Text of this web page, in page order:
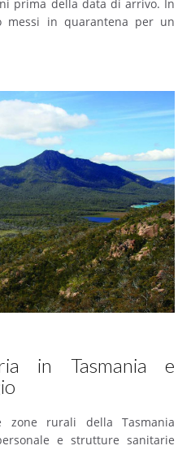
prima della data di arrivo. In
messi in quarantena per un
in Tasmania e
zone rurali della Tasmania
e strutture sanitarie